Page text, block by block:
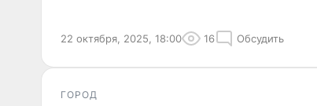
22 октября, 2025, 18:00 16 Обсудить
ГОРОД